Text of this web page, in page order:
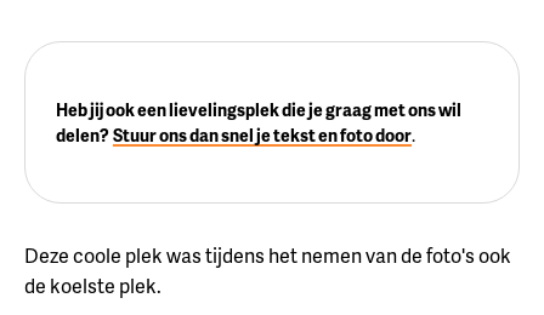
Heb jij ook een lievelingsplek die je graag met ons wil
delen?Stuur ons dan snel je tekst en foto door.
Deze coole plek was tijdens het nemen van de foto's ook
de koelste plek.